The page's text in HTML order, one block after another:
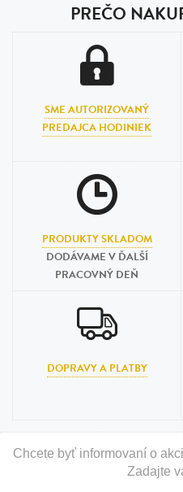
PREČO
SME AUTORIZOVANÝ
PREDAJCA HODINIEK
PRODUKTY SKLADOM
DODÁVAME V ĎALŠÍ
PRACOVNÝ DEŇ
DOPRAVY A PLATBY
Chcete byť informovaní o
Zadajte